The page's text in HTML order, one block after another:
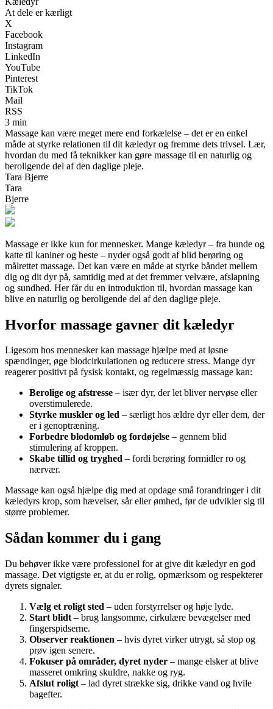
At dele er kærligt
X
Facebook
Instagram
LinkedIn
YouTube
Pinterest
TikTok
Mail
RSS
3 min
Massage kan være meget mere end forkælelse – det er en enkel
måde at styrke relationen til dit kæledyr og fremme dets trivsel. Lær,
hvordan du med få teknikker kan gøre massage til en naturlig og
beroligende del af den daglige pleje.
Tara Bjerre
Tara
Bjerre
Massage er ikke kun for mennesker. Mange kæledyr – fra hunde og
katte til kaniner og heste – nyder også godt af blid berøring og
målrettet massage. Det kan være en måde at styrke båndet mellem
dig og dit dyr på, samtidig med at det fremmer velvære, afslapning
og sundhed. Her får du en introduktion til, hvordan massage kan
blive en naturlig og beroligende del af den daglige pleje.
Hvorfor massage gavner dit kæledyr
Ligesom hos mennesker kan massage hjælpe med at løsne
spændinger, øge blodcirkulationen og reducere stress. Mange dyr
reagerer positivt på fysisk kontakt, og regelmæssig massage kan:
Berolige og afstresse – især dyr, der let bliver nervøse eller
overstimulerede.
Styrke muskler og led – særligt hos ældre dyr eller dem, der
er i genoptræning.
Forbedre blodomløb og fordøjelse – gennem blid
stimulering af kroppen.
Skabe tillid og tryghed – fordi berøring formidler ro og
nærvær.
Massage kan også hjælpe dig med at opdage små forandringer i dit
kæledyrs krop, som hævelser, sår eller ømhed, før de udvikler sig til
større problemer.
Sådan kommer du i gang
Du behøver ikke være professionel for at give dit kæledyr en god
massage. Det vigtigste er, at du er rolig, opmærksom og respekterer
dyrets signaler.
Vælg et roligt sted – uden forstyrrelser og høje lyde.
Start blidt – brug langsomme, cirkulære bevægelser med
fingerspidserne.
Observer reaktionen – hvis dyret virker utrygt, så stop og
prøv igen senere.
Fokuser på områder, dyret nyder – mange elsker at blive
masseret omkring skuldre, nakke og ryg.
Afslut roligt – lad dyret strække sig, drikke vand og hvile
bagefter.